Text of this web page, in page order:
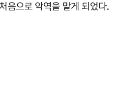
음으로 악역을 맡게 되었다.